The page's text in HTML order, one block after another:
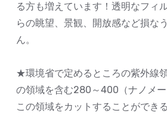
る方も増えています！透明なフィ
らの眺望、景観、開放感など損な
ん。
★環境省で定めるところの紫外線
の領域を含む280～400（ナノメー
この領域をカットすることができ